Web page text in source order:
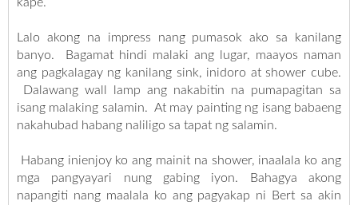
Lalo akong na impress nang pumasok ako sa kanilang
banyo. Bagamat hindi malaki ang lugar, maayos naman
ang pagkalagay ng kanilang sink, inidoro at shower cube.
Dalawang wall lamp ang nakabitin na pumapagitan sa
isang malaking salamin. At may painting ng isang babaeng
nakahubad habang naliligo sa tapat ng salamin.
Habang inienjoy ko ang mainit na shower, inaalala ko ang
mga pangyayari nung gabing iyon. Bahagya akong
napangiti nang maalala ko ang pagyakap ni Bert sa akin